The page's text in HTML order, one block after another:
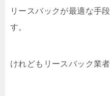
リースバックが最適な手
す。
けれどもリースバック業